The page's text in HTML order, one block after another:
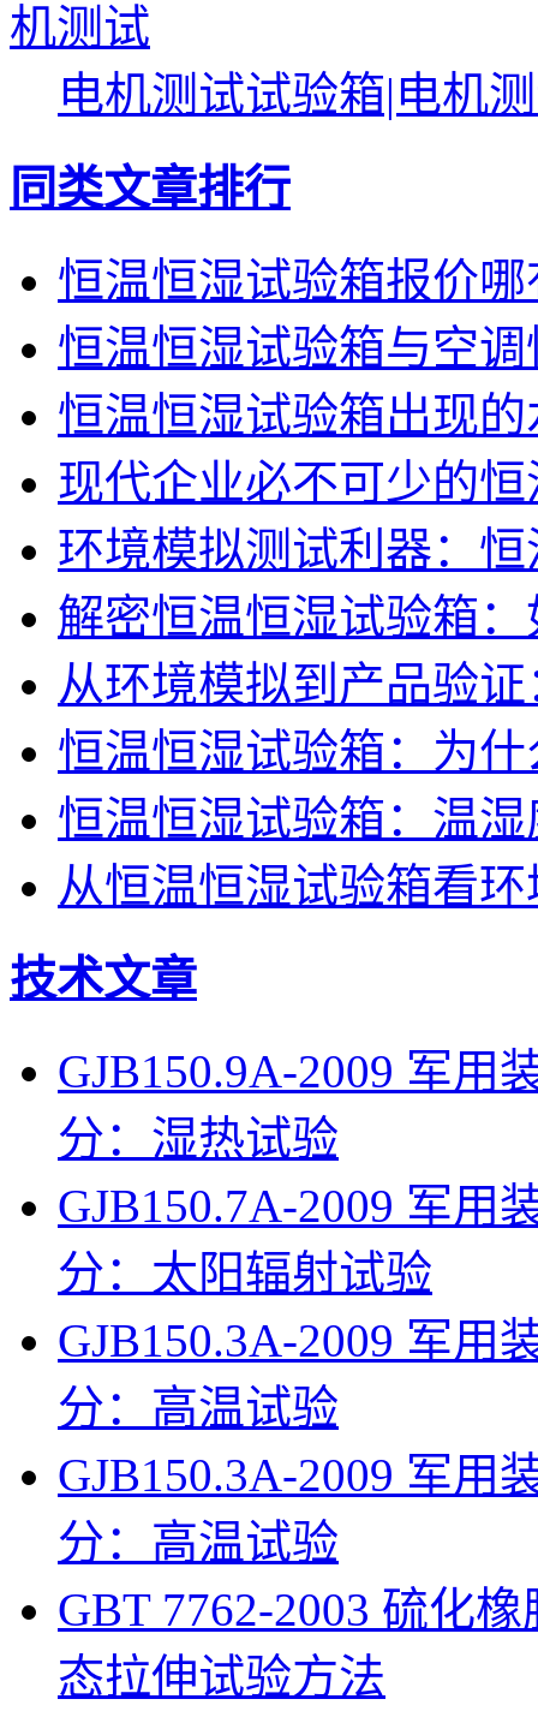
电机测试试验箱|电机
同类文章排行
恒温恒湿试验箱报价
恒温恒湿试验箱与空
恒温恒湿试验箱出现
现代企业必不可少的
环境模拟测试利器：
解密恒温恒湿试验箱
从环境模拟到产品验
恒温恒湿试验箱：为
恒温恒湿试验箱：温
从恒温恒湿试验箱看
技术文章
GJB150.9A-2009 军用
分：湿热试验
GJB150.7A-2009 军用
分：太阳辐射试验
GJB150.3A-2009 军用
分：高温试验
GJB150.3A-2009 军用
分：高温试验
GBT 7762-2003 硫化
态拉伸试验方法